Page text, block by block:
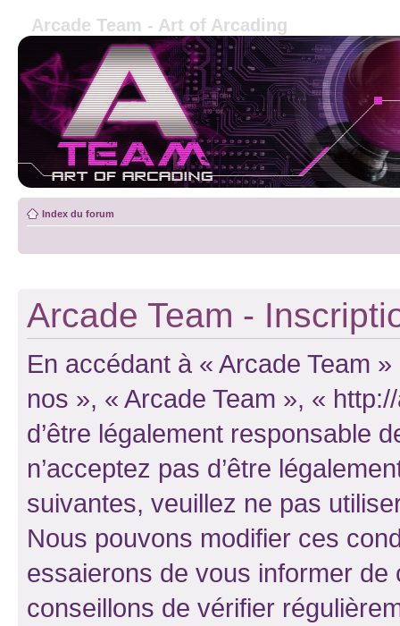
Arcade Team - Art of Arcading
Index du forum
Arcade Team -
En accédant à « Arcade Team
nos », « Arcade Team », «
d’être légalement responsable
n’acceptez pas d’être
suivantes, veuillez ne pas
Nous pouvons modifier ces
essaierons de vous informer
conseillons de vérifier